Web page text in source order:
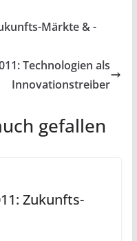
Märkte & -
Technologien als
Innovationstreiber
gefallen
Zukunfts-